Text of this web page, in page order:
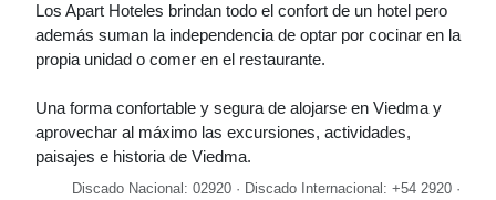
Los Apart Hoteles brindan todo el confort de un hotel pero
además suman la independencia de optar por cocinar en la
propia unidad o comer en el restaurante.
Una forma confortable y segura de alojarse en Viedma y
aprovechar al máximo las excursiones, actividades,
paisajes e historia de Viedma.
Discado Nacional: 02920 · Discado Internacional: +54 2920 ·